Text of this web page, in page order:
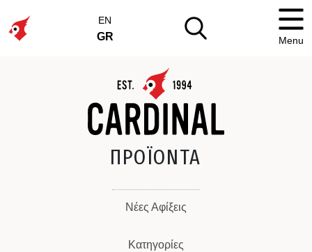
EN
GR Menu
ΠΡΟΪΟΝΤΑ
Νέες Αφίξεις
Κατηγορίες